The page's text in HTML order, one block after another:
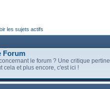
les sujets actifs
Forum
le forum ? Une critique
cela et plus encore, c'est ici !